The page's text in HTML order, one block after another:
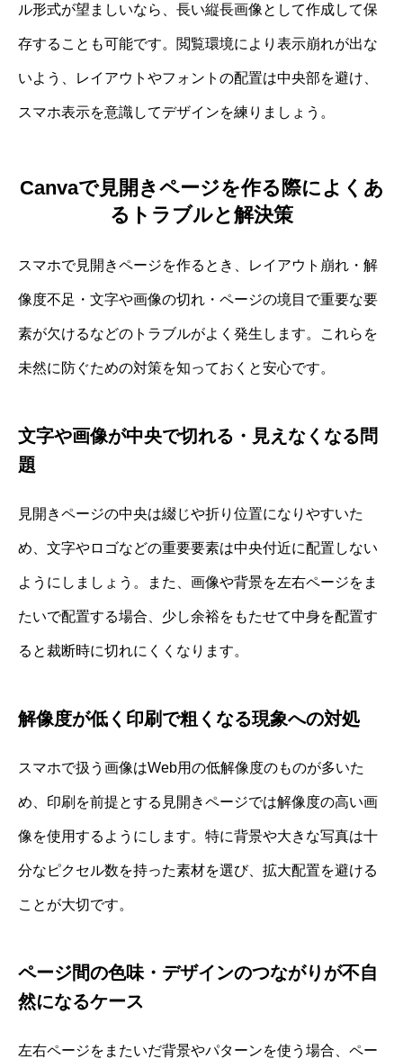
ル形式が望ましいなら、長い縦長画像として作成して保
存することも可能です。閲覧環境により表示崩れが出な
いよう、レイアウトやフォントの配置は中央部を避け、
スマホ表示を意識してデザインを練りましょう。
Canvaで見開きページを作る際によくあ
るトラブルと解決策
スマホで見開きページを作るとき、レイアウト崩れ・解
像度不足・文字や画像の切れ・ページの境目で重要な要
素が欠けるなどのトラブルがよく発生します。これらを
未然に防ぐための対策を知っておくと安心です。
文字や画像が中央で切れる・見えなくなる問
題
見開きページの中央は綴じや折り位置になりやすいた
め、文字やロゴなどの重要要素は中央付近に配置しない
ようにしましょう。また、画像や背景を左右ページをま
たいで配置する場合、少し余裕をもたせて中身を配置す
ると裁断時に切れにくくなります。
解像度が低く印刷で粗くなる現象への対処
スマホで扱う画像はWeb用の低解像度のものが多いた
め、印刷を前提とする見開きページでは解像度の高い画
像を使用するようにします。特に背景や大きな写真は十
分なピクセル数を持った素材を選び、拡大配置を避ける
ことが大切です。
ページ間の色味・デザインのつながりが不自
然になるケース
左右ページをまたいだ背景やパターンを使う場合、ペー